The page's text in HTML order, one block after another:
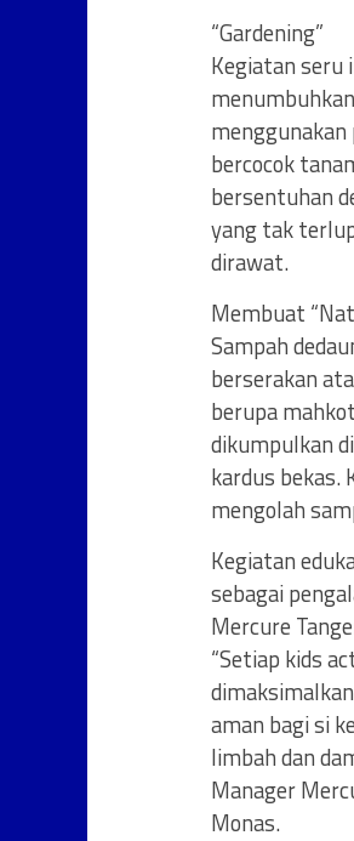
“Gardening”
Kegiatan seru
bercocok
bersentuhan
yang tak
dirawat.
Membuat
Sampah
berserakan
berupa
dikumpulkan
kardus bekas.
mengolah
Kegiatan
sebagai
Mercure
“Setiap kids
aman bagi si
limbah dan
Manager
Monas.